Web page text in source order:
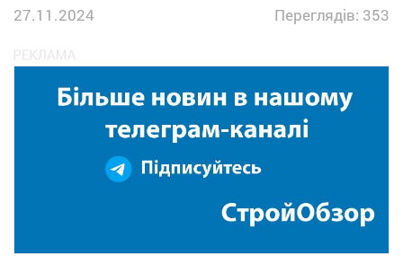
27.11.2024
Переглядів: 353